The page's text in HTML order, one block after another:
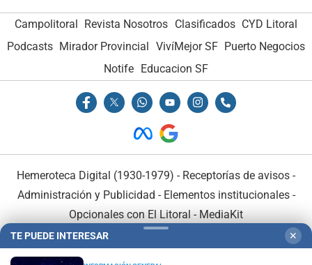
Campolitoral Revista Nosotros Clasificados CYD Litoral
Podcasts Mirador Provincial VivíMejor SF Puerto Negocios
Notife Educacion SF
Hemeroteca Digital (1930-1979) - Receptorías de avisos -
Administración y Publicidad - Elementos institucionales-
Opcionales con El Litoral - MediaKit
TE PUEDE INTERESAR ✕